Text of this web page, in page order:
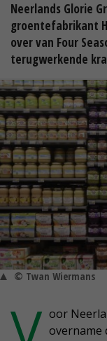
Neerlands Glorie
groentefabrikant
over van Four
terugwerkende
© Twan Wiermans
oor
overname